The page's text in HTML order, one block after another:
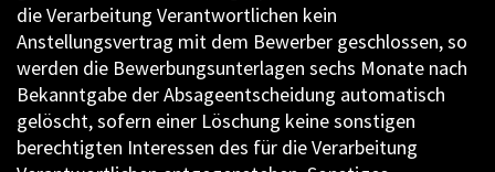
die Verarbeitung Verantwortlichen kein
Anstellungsvertrag mit dem Bewerber geschlossen, so
werden die Bewerbungsunterlagen sechs Monate nach
Bekanntgabe der Absageentscheidung automatisch
gelöscht, sofern einer Löschung keine sonstigen
berechtigten Interessen des für die Verarbeitung